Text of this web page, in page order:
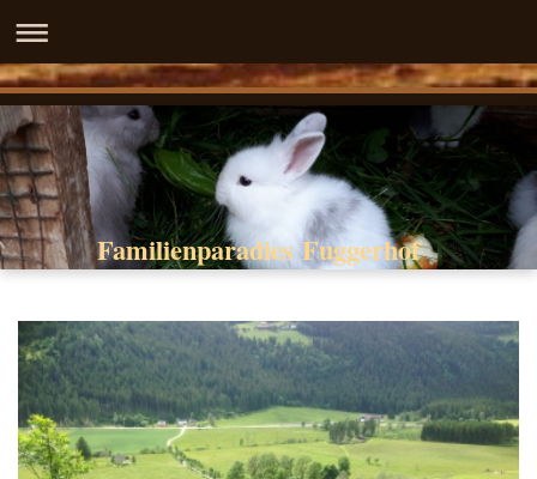
Familienparadies Fuggerhof
Familienparadies Fuggerhof